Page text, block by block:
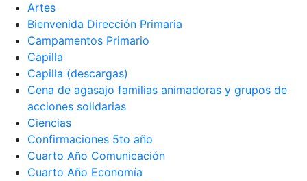
Artes
Bienvenida Dirección Primaria
Campamentos Primario
Capilla
Capilla (descargas)
Cena de agasajo familias animadoras y grupos de
acciones solidarias
Ciencias
Confirmaciones 5to año
Cuarto Año Comunicación
Cuarto Año Economía